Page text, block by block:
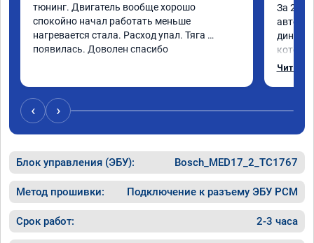
тюнинг. Двигатель вообще хорошо
спокойно начал работать меньше
нагревается стала. Расход упал. Тяга
появилась. Доволен спасибо
За 2
230+
Читать
‹ ›
Блок управления (ЭБУ): Bosch_MED17_2_TC1767
Метод прошивки: Подключение к разъему ЭБУ PCM
Срок работ: 2-3 часа